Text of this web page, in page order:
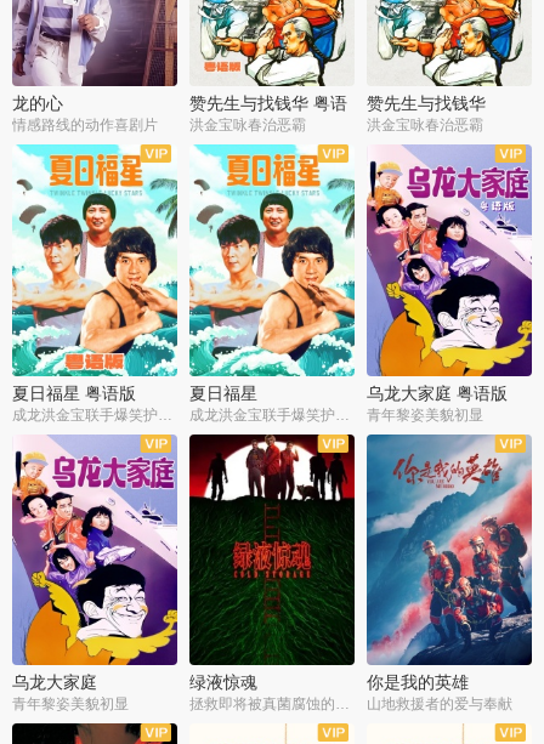
龙的心
情感路线的动作喜剧片
赞先生与找钱华 粤语
版
洪金宝咏春治恶霸
赞先生与找钱华
洪金宝咏春治恶霸
夏日福星 粤语版 夏日福星 乌龙大家庭 粤语版
青年黎姿美貌初显
乌龙大家庭
青年黎姿美貌初显
绿液惊魂
拯救即将被真菌腐蚀的世界
你是我的英雄
山地救援者的爱与奉献